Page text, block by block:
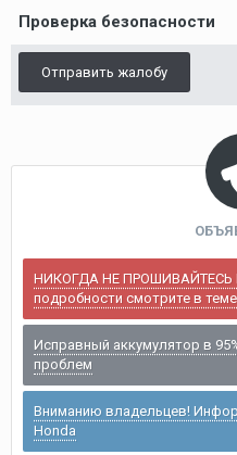
Проверка безопасности
Отправить жалобу
НИКОГДА НЕ
подробности смотрите в теме
Исправный аккумулятор в
проблем
Вниманию владельцев!
Honda